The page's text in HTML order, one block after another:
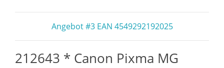
Angebot #3 EAN 4549292192025
212643 * Canon Pixma MG